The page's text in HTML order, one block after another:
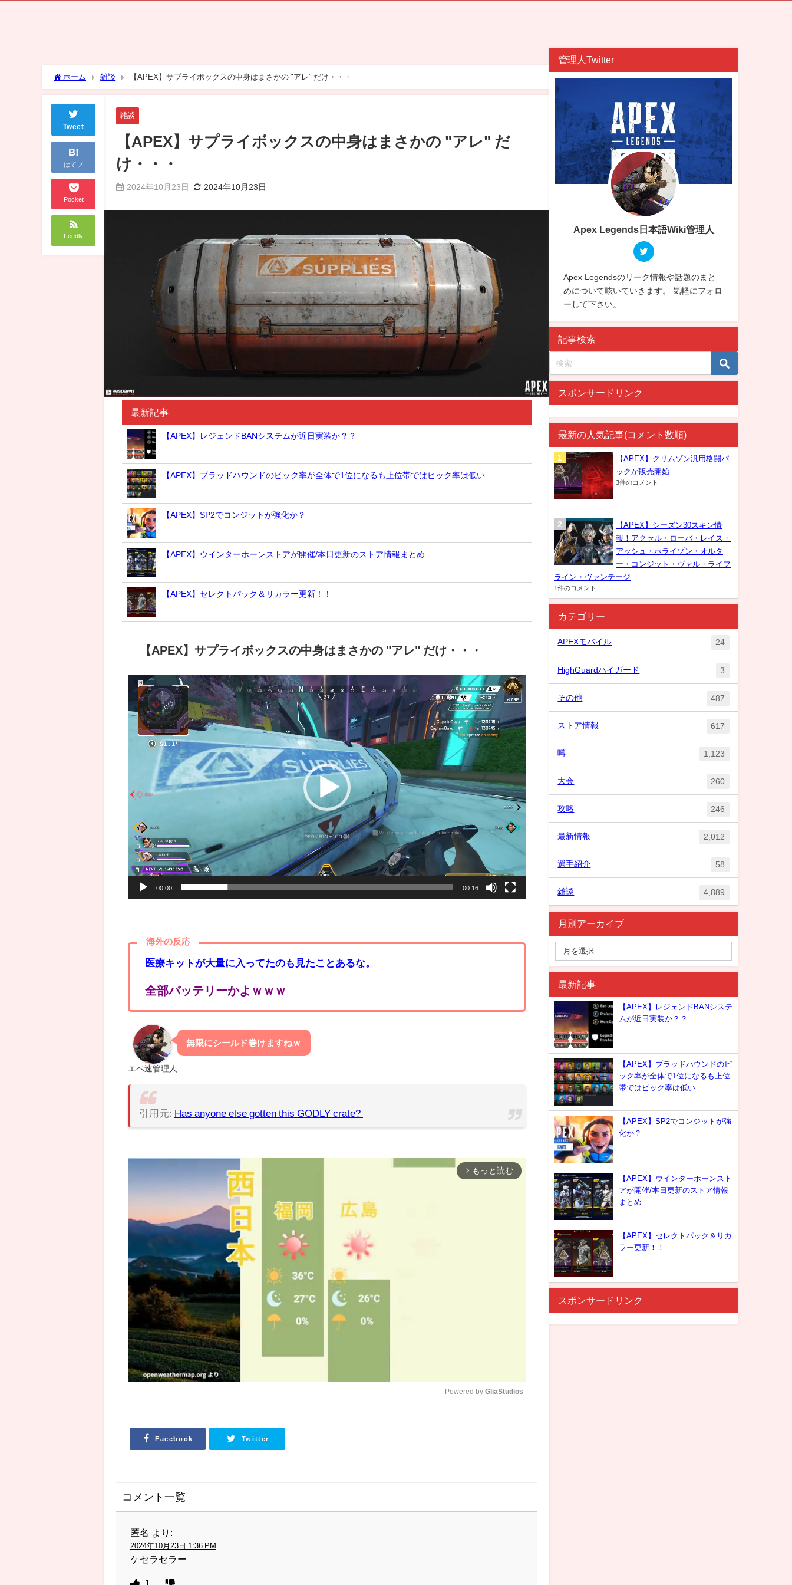
ホーム 雑談 【APEX】サプライボックスの中身はまさかの "アレ" だけ・・・
Tweet
B!
はてブ
Pocket
Feedly
雑談
【APEX】サプライボックスの中身はまさかの "アレ" だ
け・・・
2024年10月23日 2024年10月23日
最新記事
【APEX】レジェンドBANシステムが近日実装か？？
【APEX】ブラッドハウンドのピック率が全体で1位になるも上位帯ではピック率は低い
【APEX】SP2でコンジットが強化か？
【APEX】ウインターホーンストアが開催/本日更新のストア情報まとめ
【APEX】セレクトパック＆リカラー更新！！
【APEX】サプライボックスの中身はまさかの "アレ" だけ・・・
プ
ー
00:00 00:16
海外の反応
医療キットが大量に入ってたのも見たことあるな。
全部バッテリーかよｗｗｗ
エペ速管理人
無限にシールド巻けますねｗ
引用元: Has anyone else gotten this GODLY crate?
arrow_forward_ios もっと読む
Powered by GliaStudios
Facebook Twitter
コメント一覧
匿名 より:
2024年10月23日 1:36 PM
ケセラセラー
管理人Twitter
Apex Legends日本語Wiki管理人
Apex Legendsのリーク情報や話題のまと
めについて呟いていきます。 気軽にフォロ
ーして下さい。
記事検索
スポンサードリンク
最新の人気記事(コメント数順)
【APEX】クリムゾン汎用格闘パ
ックが販売開始
3件のコメント
【APEX】シーズン30スキン情
報！アクセル・ローバ・レイス・
アッシュ・ホライゾン・オルタ
ー・コンジット・ヴァル・ライフ
ライン・ヴァンテージ
1件のコメント
カテゴリー
APEXモバイル 24
HighGuardハイガード 3
その他 487
ストア情報 617
噂 1,123
大会 260
攻略 246
最新情報 2,012
選手紹介 58
雑談 4,889
月別アーカイブ
最新記事
【APEX】レジェンドBANシステ
ムが近日実装か？？
【APEX】ブラッドハウンドのピ
ック率が全体で1位になるも上位
帯ではピック率は低い
【APEX】SP2でコンジットが強
化か？
【APEX】ウインターホーンスト
アが開催/本日更新のストア情報
まとめ
【APEX】セレクトパック＆リカ
ラー更新！！
スポンサードリンク